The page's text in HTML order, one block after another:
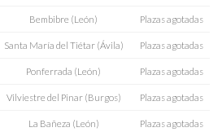
Bembibre (León) Plazas agotadas
Santa María del Tiétar (Ávila) Plazas agotadas
Ponferrada (León) Plazas agotadas
Vilviestre del Pinar (Burgos) Plazas agotadas
La Bañeza (León) Plazas agotadas